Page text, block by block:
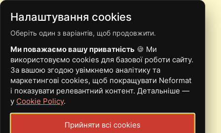
MODERN LIFE IS WAR
Modern Life Is War, hardcore
Налаштування cookies
Оберіть один з варіантів, щоб продовжити.
Ми поважаємо вашу приватність 🍪 Ми
використовуємо cookies для базової роботи сайту.
За вашою згодою увімкнемо аналітику та
маркетингові cookies, щоб покращувати Neformat
і показувати релевантний контент. Детальніше —
у Cookie Policy.
Прийняти всі cookies